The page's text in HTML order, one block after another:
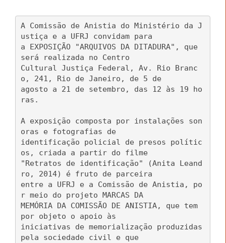
A Comissão de Anistia do Ministério da J
ustiça e a UFRJ convidam para
a EXPOSIÇÃO "ARQUIVOS DA DITADURA", que
será realizada no Centro
Cultural Justiça Federal, Av. Rio Branc
o, 241, Rio de Janeiro, de 5 de
agosto a 21 de setembro, das 12 às 19 ho
ras.
A exposição composta por instalações son
oras e fotografias de
identificação policial de presos polític
os, criada a partir do filme
"Retratos de identificação" (Anita Leand
ro, 2014) é fruto de parceira
entre a UFRJ e a Comissão de Anistia, po
r meio do projeto MARCAS DA
MEMÓRIA DA COMISSÃO DE ANISTIA, que tem
por objeto o apoio às
iniciativas de memorialização produzidas
pela sociedade civil e que